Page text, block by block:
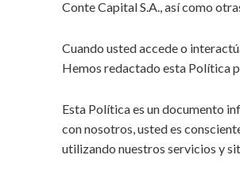
Conte Capital S.A., así como
Cuando usted accede o
Hemos redactado esta Política
Esta Política es un documento
con nosotros, usted es
utilizando nuestros servicios y